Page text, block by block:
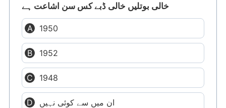
خالی بوتلیں خالی ڈبے کس سن اشاعت ہے
1950
1952
1948
ان میں سے کوئی نہیں